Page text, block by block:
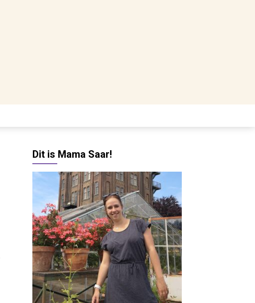
Dit is Mama Saar!